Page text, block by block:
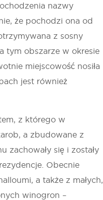
nazwy
że pochodzi ona od
z sosny
tym obszarze w okresie
miejscowość nosiła
jest również
z którego w
a zbudowane z
zachowały się i zostały
Obecnie
a także z małych,
winogron –